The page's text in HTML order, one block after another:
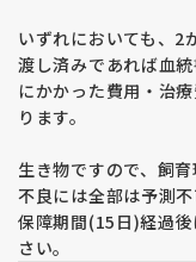
いずれにおいても、2
渡し済みであれば血
にかかった費用・治
ります。
生き物ですので、飼
不良には全部は予測不
保障期間(15日)経過
さい。